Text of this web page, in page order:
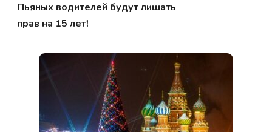
Пьяных водителей будут лишать
прав на 15 лет!